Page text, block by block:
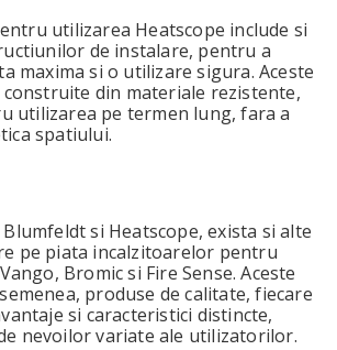
utilizarea Heatscope include si
de instalare, pentru a
maxima si o utilizare sigura. Aceste
din materiale rezistente,
utilizarea pe termen lung, fara a
spatiului.
Blumfeldt si Heatscope, exista si alte
pe piata incalzitoarelor pentru
Bromic si Fire Sense. Aceste
produse de calitate, fiecare
si caracteristici distincte,
nevoilor variate ale utilizatorilor.